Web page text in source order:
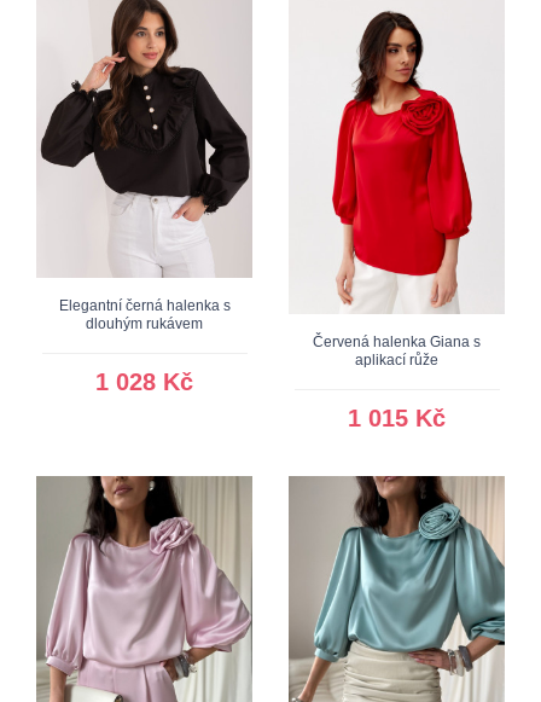
Elegantní černá halenka s
dlouhým rukávem
1 028 Kč
Červená halenka Giana s
aplikací růže
1 015 Kč